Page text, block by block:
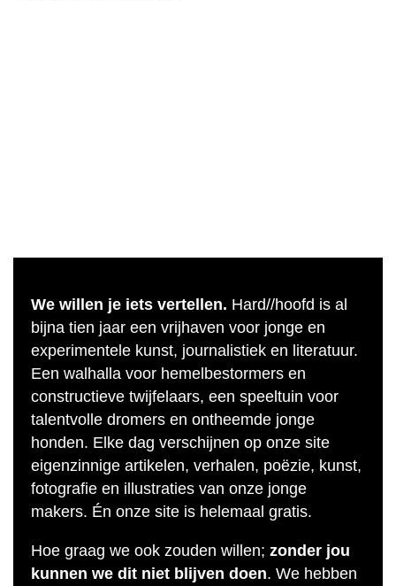
We willen je iets vertellen. Hard//hoofd is al
bijna tien jaar een vrijhaven voor jonge en
experimentele kunst, journalistiek en literatuur.
Een walhalla voor hemelbestormers en
constructieve twijfelaars, een speeltuin voor
talentvolle dromers en ontheemde jonge
honden. Elke dag verschijnen op onze site
eigenzinnige artikelen, verhalen, poëzie, kunst,
fotografie en illustraties van onze jonge
makers. Én onze site is helemaal gratis.
Hoe graag we ook zouden willen; zonder jou
kunnen we dit niet blijven doen. We hebben